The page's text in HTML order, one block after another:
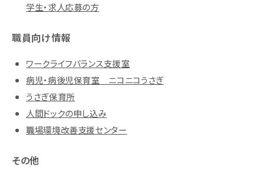
学生・求人応募の方
職員向け情報
ワークライフバランス支援室
病児・病後児保育室 ニコニコうさぎ
うさぎ保育所
人間ドックの申し込み
職場環境改善支援センター
その他